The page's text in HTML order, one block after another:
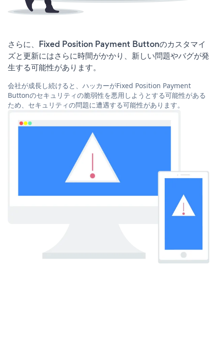
さらに、Fixed Position Payment Buttonのカスタマイ
ズと更新にはさらに時間がかかり、新しい問題やバグが発
生する可能性があります。
会社が成長し続けると、ハッカーがFixed Position Payment
Buttonのセキュリティの脆弱性を悪用しようとする可能性がある
ため、セキュリティの問題に遭遇する可能性があります。